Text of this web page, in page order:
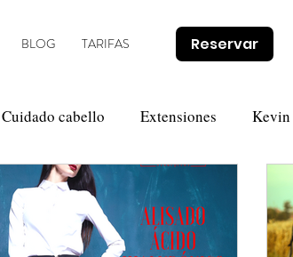
BLOG TARIFAS Reservar
Cuidado cabello Extensiones
Olaplex Tendencias Promociones